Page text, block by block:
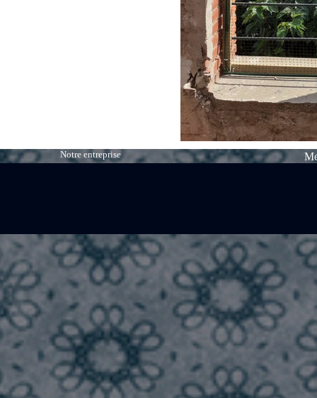
Notre entreprise